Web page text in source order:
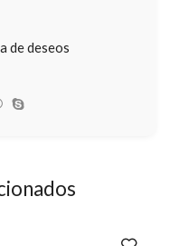
de deseos